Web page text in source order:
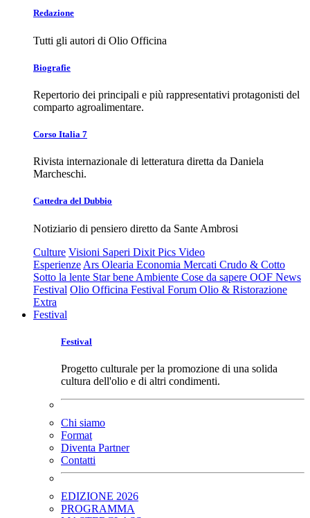
Redazione
Tutti gli autori di Olio Officina
Biografie
Repertorio dei principali e più rappresentativi protagonisti del
comparto agroalimentare.
Corso Italia 7
Rivista internazionale di letteratura diretta da Daniela
Marcheschi.
Cattedra del Dubbio
Notiziario di pensiero diretto da Sante Ambrosi
Culture Visioni Saperi Dixit Pics Video
Esperienze Ars Olearia Economia Mercati Crudo & Cotto
Sotto la lente Star bene Ambiente Cose da sapere OOF News
Festival Olio Officina Festival Forum Olio & Ristorazione
Extra
Festival
Festival
Progetto culturale per la promozione di una solida
cultura dell'olio e di altri condimenti.
Chi siamo
Format
Diventa Partner
Contatti
EDIZIONE 2026
PROGRAMMA